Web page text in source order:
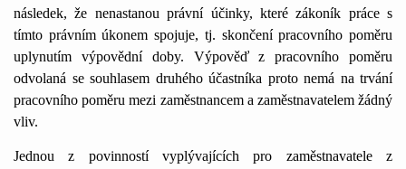
následek, že nenastanou právní účinky, které zákoník práce s
tímto právním úkonem spojuje, tj. skončení pracovního poměru
uplynutím výpovědní doby. Výpověď z pracovního poměru
odvolaná se souhlasem druhého účastníka proto nemá na trvání
pracovního poměru mezi zaměstnancem a zaměstnavatelem žádný
vliv.
Jednou z povinností vyplývajících pro zaměstnavatele z